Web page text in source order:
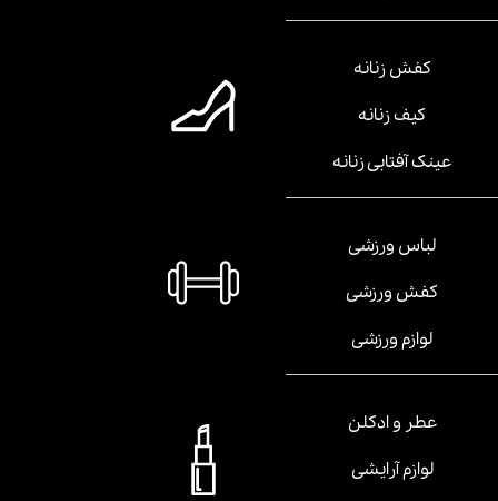
کفش زنانه
کیف زنانه
عینک آفتابی زنانه
لباس ورزشی
کفش ورزشی
لوازم ورزشی
عطر و ادکلن
لوازم آرایشی